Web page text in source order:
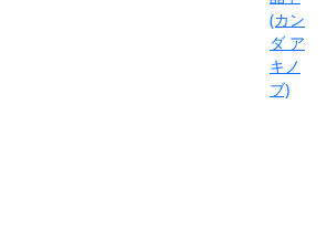
(カン
ダ ア
キノ
ブ)